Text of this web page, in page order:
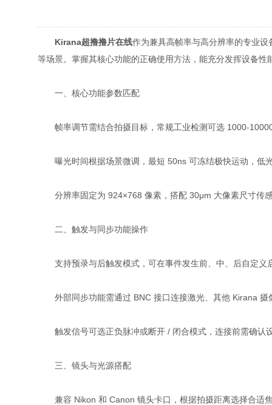
Kirana超撸撸片在线作为兼具高帧率与高分辨率的专业设备
等场景。掌握其核心功能的正确使用方法，能充分发挥设备性
一、核心功能参数匹配
帧率调节需结合拍摄目标，常规工业检测可选 1000-
曝光时间根据场景微调，最短 50ns 可冻结极快运动，低
分辨率固定为 924×768 像素，搭配 30μm 大像素尺寸传感器
二、触发与同步功能操作
支持预录与后触发模式，可在事件发生前、中、后自定义
外部同步功能需通过 BNC 接口连接激光、其他 Kirana 摄像机
触发信号可选正负脉冲或断开 / 闭合模式，连接前需确认设备
三、镜头与光源搭配
兼容 Nikon 和 Canon 镜头卡口，根据拍摄距离选择合适焦距